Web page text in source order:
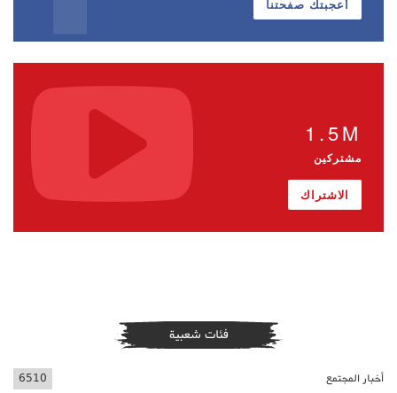
أعجبتك صفحتنا
1.5M
مشتركين
الاشتراك
فئات شعبية
أخبار المجتمع 6510